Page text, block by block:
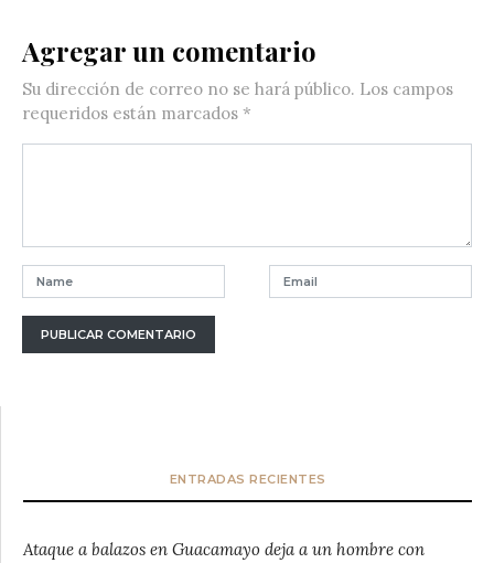
Agregar un comentario
Su dirección de correo no se hará público. Los campos
requeridos están marcados *
ENTRADAS RECIENTES
Ataque a balazos en Guacamayo deja a un hombre con